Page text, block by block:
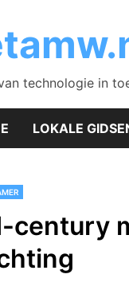
technologie in
LOKALE
century